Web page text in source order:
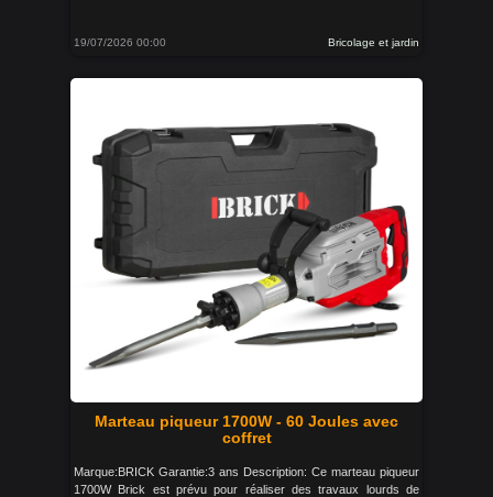
19/07/2026 00:00 Bricolage et jardin
Marteau piqueur 1700W - 60 Joules avec
coffret
Marque:BRICK Garantie:3 ans Description: Ce marteau piqueur
1700W Brick est prévu pour réaliser des travaux lourds de